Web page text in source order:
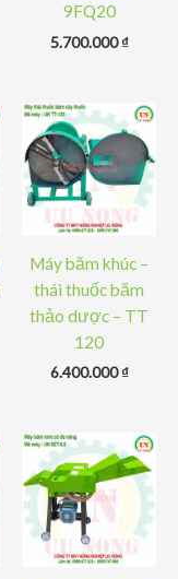
9FQ20
5.700.000₫
Máy băm khúc –
thái thuốc băm
thảo dược – TT
120
6.400.000₫